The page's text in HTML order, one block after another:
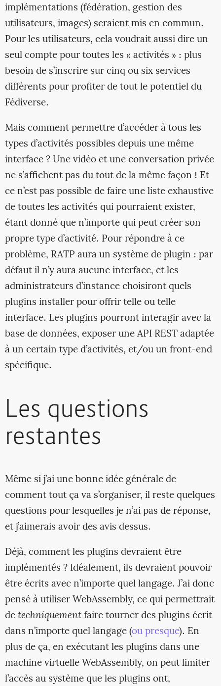
implémentations (fédération, gestion des
utilisateurs, images) seraient mis en commun.
Pour les utilisateurs, cela voudrait aussi dire un
seul compte pour toutes les « activités » : plus
besoin de s’inscrire sur cinq ou six services
différents pour profiter de tout le potentiel du
Fédiverse.
Mais comment permettre d’accéder à tous les
types d’activités possibles depuis une même
interface ? Une vidéo et une conversation privée
ne s’affichent pas du tout de la même façon ! Et
ce n’est pas possible de faire une liste exhaustive
de toutes les activités qui pourraient exister,
étant donné que n’importe qui peut créer son
propre type d’activité. Pour répondre à ce
problème, RATP aura un système de plugin : par
défaut il n’y aura aucune interface, et les
administrateurs d’instance choisiront quels
plugins installer pour offrir telle ou telle
interface. Les plugins pourront interagir avec la
base de données, exposer une API REST adaptée
à un certain type d’activités, et/ou un front-end
spécifique.
Les questions
restantes
Même si j’ai une bonne idée générale de
comment tout ça va s’organiser, il reste quelques
questions pour lesquelles je n’ai pas de réponse,
et j’aimerais avoir des avis dessus.
Déjà, comment les plugins devraient être
implémentés ? Idéalement, ils devraient pouvoir
être écrits avec n’importe quel langage. J’ai donc
pensé à utiliser WebAssembly, ce qui permettrait
detechniquementfaire tourner des plugins écrit
dans n’importe quel langage (ou presque). En
plus de ça, en exécutant les plugins dans une
machine virtuelle WebAssembly, on peut limiter
l’accès au système que les plugins ont,